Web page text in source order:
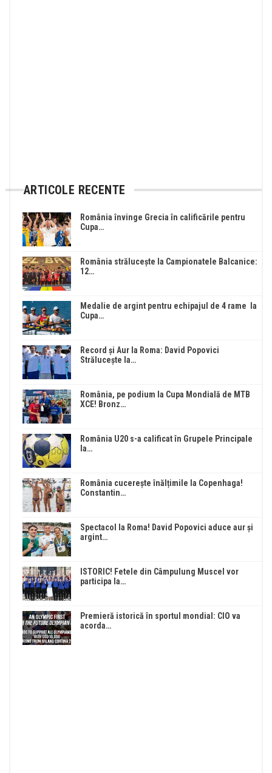
ARTICOLE RECENTE
România învinge Grecia în calificările pentru
Cupa…
România strălucește la Campionatele Balcanice:
12…
Medalie de argint pentru echipajul de 4 rame la
Cupa…
Record și Aur la Roma: David Popovici
Strălucește la…
România, pe podium la Cupa Mondială de MTB
XCE! Bronz…
România U20 s-a calificat în Grupele Principale
la…
România cucerește înălțimile la Copenhaga!
Constantin…
Spectacol la Roma! David Popovici aduce aur și
argint…
ISTORIC! Fetele din Câmpulung Muscel vor
participa la…
Premieră istorică în sportul mondial: CIO va
acorda…